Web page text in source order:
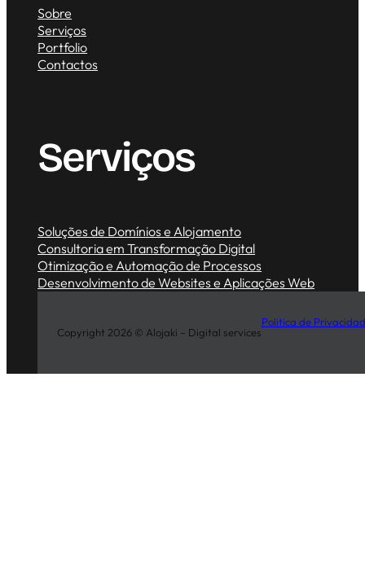
Sobre
Serviços
Portfolio
Contactos
Serviços
Soluções de Domínios e Alojamento
Consultoria em Transformação Digital
Otimização e Automação de Processos
Desenvolvimento de Websites e Aplicações Web
Copyright 2026 © Alojaki – Digital services
Politica de